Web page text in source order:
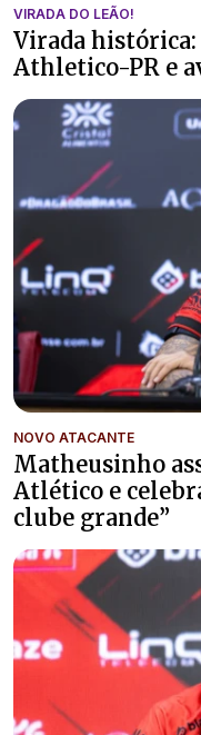
VIRADA DO LEÃO!
Virada
Athletico-PR e
NOVO ATACANTE
Matheusinho
Atlético e
clube grande”